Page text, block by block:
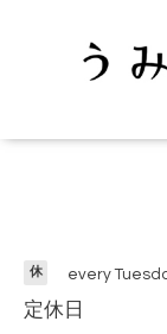
休 every
定休日